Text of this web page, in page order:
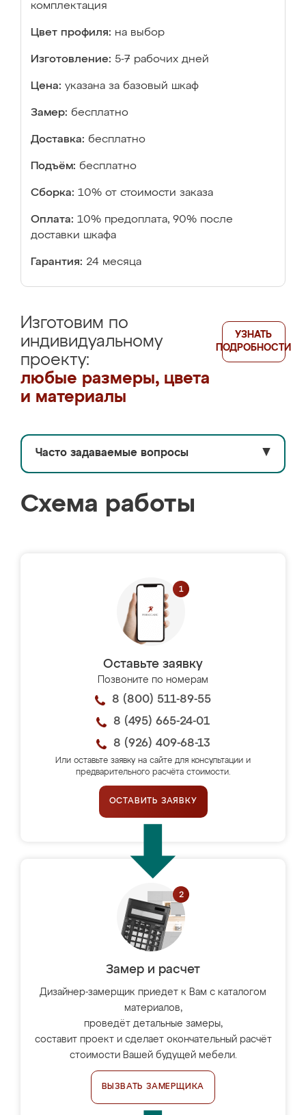
комплектация
Цвет профиля: на выбор
Изготовление: 5-7 рабочих дней
Цена: указана за базовый шкаф
Замер: бесплатно
Доставка: бесплатно
Подъём: бесплатно
Сборка: 10% от стоимости заказа
Оплата: 10% предоплата, 90% после
доставки шкафа
Гарантия: 24 месяца
Изготовим по
индивидуальному
проекту:
любые размеры, цвета
и материалы
УЗНАТЬ
ПОДРОБНОСТИ
Часто задаваемые вопросы ▼
Схема работы
Оставьте заявку
Позвоните по номерам
8 (800) 511-89-55
8 (495) 665-24-01
8 (926) 409-68-13
Или оставьте заявку на сайте для консультации и
предварительного расчёта стоимости.
ОСТАВИТЬ ЗАЯВКУ
Замер и расчет
Дизайнер-замерщик приедет к Вам с каталогом
материалов,
проведёт детальные замеры,
составит проект и сделает окончательный расчёт
стоимости Вашей будущей мебели.
ВЫЗВАТЬ ЗАМЕРЩИКА